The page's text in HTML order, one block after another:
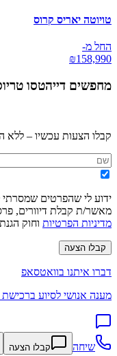
טויוטה יאריס קרוס
החל מ-
₪158,990
מחפשים דייהטסו
קבלו הצעות עכשיו – ללא
ידוע לי שהפרטים שמסרתי
מאשר/ת קבלת דיוורים,
מדיניות הפרטיות וחוק
קבלו הצעה
דברו איתנו בוואטסאפ
מענה אנושי לסיוע
שיחה קבלו הצעה